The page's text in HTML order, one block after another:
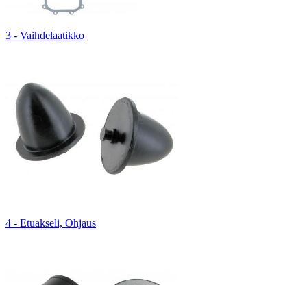
3 - Vaihdelaatikko
4 - Etuakseli, Ohjaus